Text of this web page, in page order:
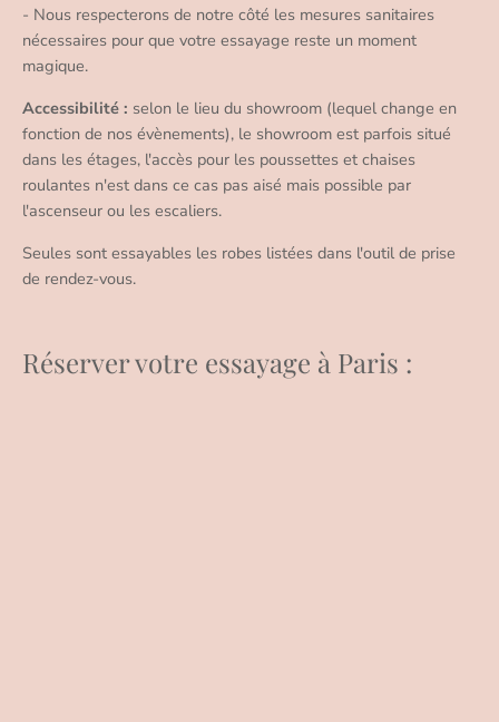
- Nous respecterons de notre côté les mesures sanitaires
nécessaires pour que votre essayage reste un moment
magique.
Accessibilité : selon le lieu du showroom (lequel change en
fonction de nos évènements), le showroom est parfois situé
dans les étages, l'accès pour les poussettes et chaises
roulantes n'est dans ce cas pas aisé mais possible par
l'ascenseur ou les escaliers.
Seules sont essayables les robes listées dans l'outil de prise
de rendez-vous.
Réserver votre essayage à Paris :